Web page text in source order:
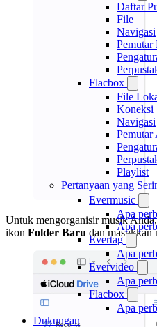
Daftar
File
Navigasi
Pemutar
Flacbox
File
Koneksi
Navigasi
Pemutar
Playlist
Pertanyaan yang
Evermusic
Apa
Apa
Evertag
Apa
Evervideo
Apa
Flacbox
Apa
Dukungan
Untuk mengorganisir musik
ikon Folder Baru dan masukkan